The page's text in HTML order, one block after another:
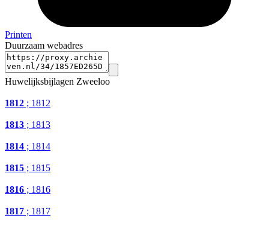
Printen
Duurzaam webadres
Huwelijksbijlagen Zweeloo
1812 ; 1812
1813 ; 1813
1814 ; 1814
1815 ; 1815
1816 ; 1816
1817 ; 1817